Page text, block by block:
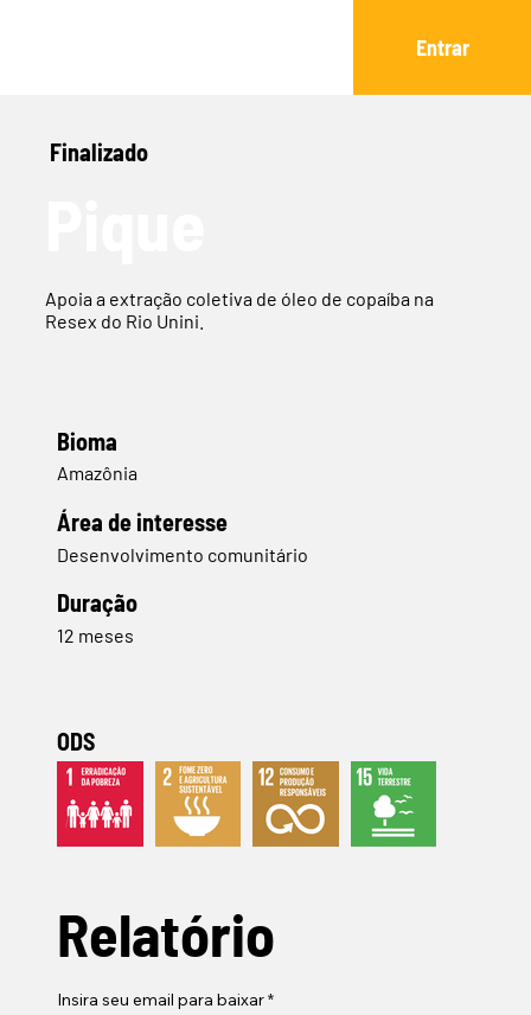
Entrar
Finalizado
Apoia a extração coletiva de óleo de copaíba na
Resex do Rio Unini.
Bioma
Amazônia
​Área de interesse
Desenvolvimento comunitário
Duração
12 meses
Relatório
Insira seu email para baixar
ODS